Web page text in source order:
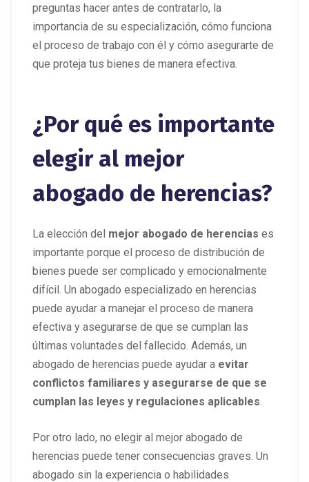
preguntas hacer antes de contratarlo, la
importancia de su especialización, cómo funciona
el proceso de trabajo con él y cómo asegurarte de
que proteja tus bienes de manera efectiva.
¿Por qué es importante
elegir al mejor
abogado de herencias?
La elección del mejor abogado de herencias es
importante porque el proceso de distribución de
bienes puede ser complicado y emocionalmente
difícil. Un abogado especializado en herencias
puede ayudar a manejar el proceso de manera
efectiva y asegurarse de que se cumplan las
últimas voluntades del fallecido. Además, un
abogado de herencias puede ayudar a evitar
conflictos familiares y asegurarse de que se
cumplan las leyes y regulaciones aplicables.
Por otro lado, no elegir al mejor abogado de
herencias puede tener consecuencias graves. Un
abogado sin la experiencia o habilidades